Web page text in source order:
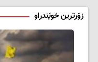
زۆرترین خوێندراو